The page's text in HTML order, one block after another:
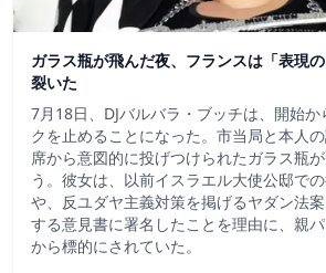
ガラス瓶が飛んだ夜、フランスは「表現
裂いた
7月18日、DJバルバラ・ブッチは、開始
クを止めることになった。市当局と本人
席から意図的に投げつけられたガラス瓶
う。彼女は、以前イスラエル大使公邸で
や、反ユダヤ主義対策を掲げるヤダン法
する意見書に署名したことを理由に、親
から標的にされていた。